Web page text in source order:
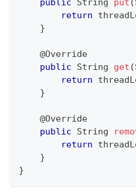
public
String put (
return
}
@Override
public
String get (
return
}
@Override
public
String
return
}
}